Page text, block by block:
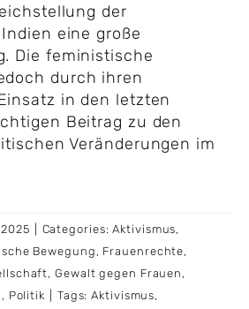
der
eine große
Die feministische
durch ihren
in den letzten
Beitrag zu den
Veränderungen im
Categories:Aktivismus,
Bewegung, Frauenrechte,
,Gewalt gegen Frauen ,
, Politik Tags:Aktivismus,